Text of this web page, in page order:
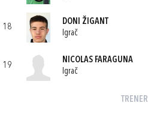
18
DONI ŽIGANT
Igrač
19
NICOLAS FARAGUNA
Igrač
TRENER